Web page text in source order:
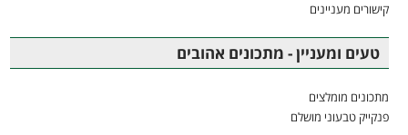
קישורים מעניינים
טעים ומעניין - מתכונים אהובים
מתכונים מומלצים
פנקייק טבעוני מושלם